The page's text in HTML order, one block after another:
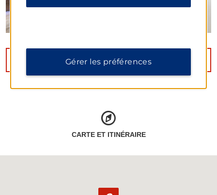
VOIR15PHOTOS
CARTE ET ITINÉRAIRE
Gérer les préférences